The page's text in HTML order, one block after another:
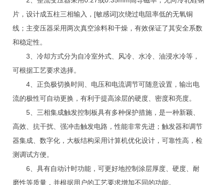
片，设计成五柱三相输入，[敏感词]次绕过电阻率低的无氧铜
线；主变压器采用两次真空涂料和干燥，有效保证了其安全系数
和稳定性。
3、冷却方式分为自冷室外式、风冷、水冷、油浸水冷等，
可根据工艺要求选择。
4、正负极切换时间、电压和电流调节可随意设置，输出电
流的极性可自动更换，有利于提高涂层的硬度、密度和亮度。
5、三相集成触发控制板具有多种保护措施，是一种新颖、
高效、抗干扰、强冲击触发电路，性能非常先进；触发器和调节
器集成、数字化，大板结构采用计算机优化设计，可靠性高，检
测调试方便。
6、具有自动计时功能，可更好地控制涂层厚度、硬度、耐
磨性等质量，并根据用户的工艺要求增加不同的功能。